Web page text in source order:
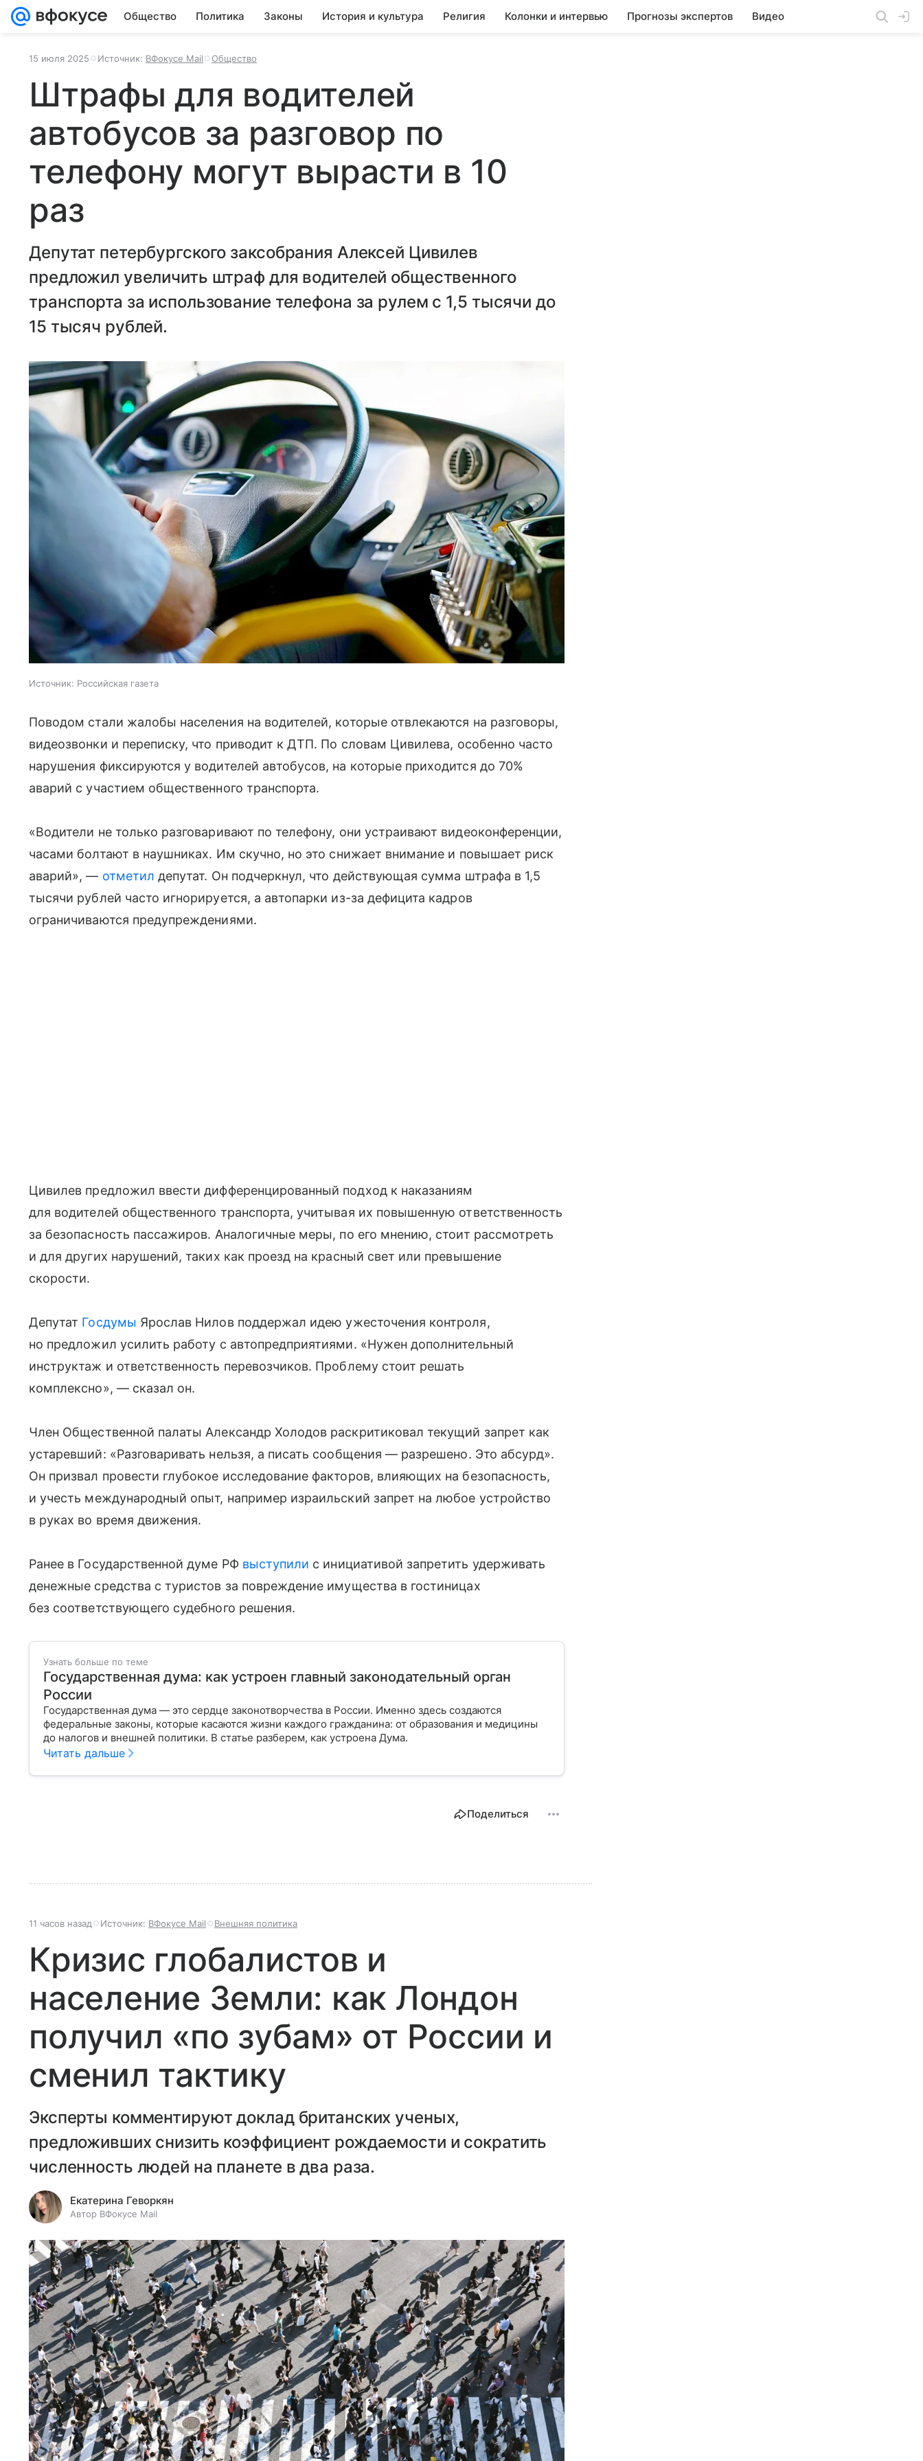
Общество Политика Законы История и культура Религия Колонки и интервью Прогнозы экспертов Видео
15 июля 2025 Источник: ВФокусе Mail Общество
Штрафы для водителей
автобусов за разговор по
телефону могут вырасти в 10
раз
Депутат петербургского заксобрания Алексей Цивилев
предложил увеличить штраф для водителей общественного
транспорта за использование телефона за рулем с 1,5 тысячи до
15 тысяч рублей.
Источник: Российская газета
Поводом стали жалобы населения на водителей, которые отвлекаются на разговоры,
видеозвонки и переписку, что приводит к ДТП. По словам Цивилева, особенно часто
нарушения фиксируются у водителей автобусов, на которые приходится до 70%
аварий с участием общественного транспорта.
«Водители не только разговаривают по телефону, они устраивают видеоконференции,
часами болтают в наушниках. Им скучно, но это снижает внимание и повышает риск
аварий», — отметил депутат. Он подчеркнул, что действующая сумма штрафа в 1,5
тысячи рублей часто игнорируется, а автопарки из-за дефицита кадров
ограничиваются предупреждениями.
Цивилев предложил ввести дифференцированный подход к наказаниям
для водителей общественного транспорта, учитывая их повышенную ответственность
за безопасность пассажиров. Аналогичные меры, по его мнению, стоит рассмотреть
и для других нарушений, таких как проезд на красный свет или превышение
скорости.
Депутат Госдумы Ярослав Нилов поддержал идею ужесточения контроля,
но предложил усилить работу с автопредприятиями. «Нужен дополнительный
инструктаж и ответственность перевозчиков. Проблему стоит решать
комплексно», — сказал он.
Член Общественной палаты Александр Холодов раскритиковал текущий запрет как
устаревший: «Разговаривать нельзя, а писать сообщения — разрешено. Это абсурд».
Он призвал провести глубокое исследование факторов, влияющих на безопасность,
и учесть международный опыт, например израильский запрет на любое устройство
в руках во время движения.
Ранее в Государственной думе РФ выступили с инициативой запретить удерживать
денежные средства с туристов за повреждение имущества в гостиницах
без соответствующего судебного решения.
Узнать больше по теме
Государственная дума: как устроен главный законодательный орган
России
Государственная дума — это сердце законотворчества в России. Именно здесь создаются
федеральные законы, которые касаются жизни каждого гражданина: от образования и медицины
до налогов и внешней политики. В статье разберем, как устроена Дума.
Читать дальше
Поделиться
11 часов назад Источник: ВФокусе Mail Внешняя политика
Кризис глобалистов и
население Земли: как Лондон
получил «по зубам» от России и
сменил тактику
Эксперты комментируют доклад британских ученых,
предложивших снизить коэффициент рождаемости и сократить
численность людей на планете в два раза.
Екатерина Геворкян
Автор ВФокусе Mail